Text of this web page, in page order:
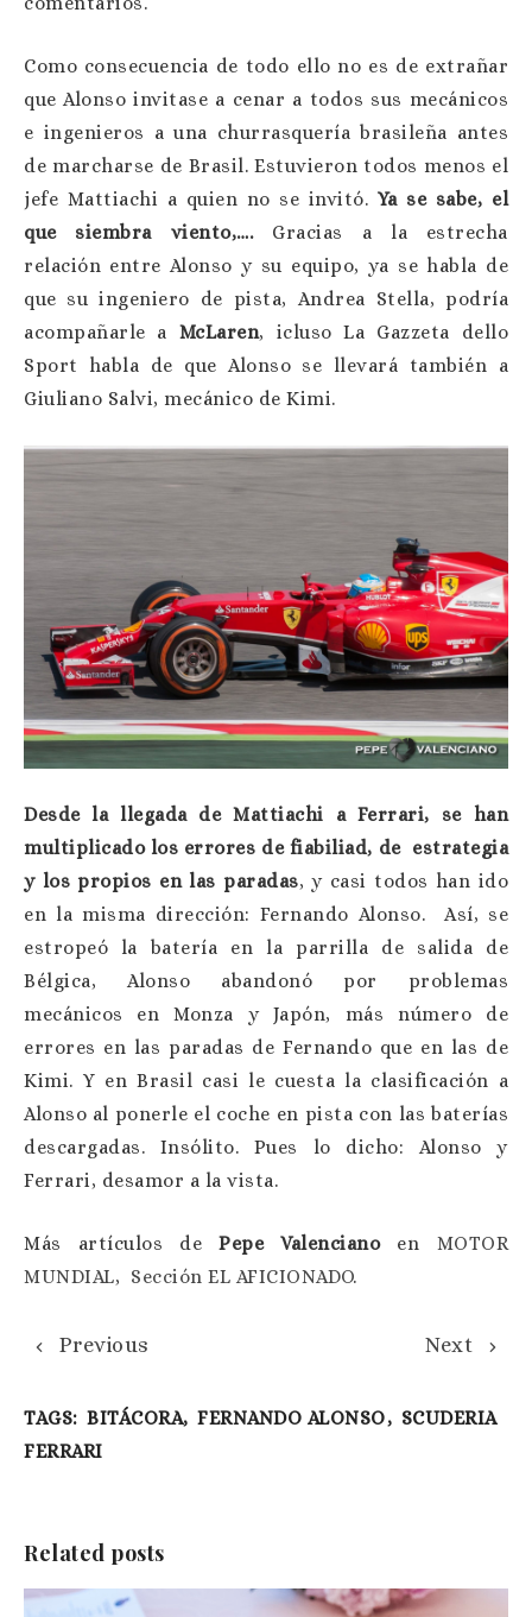
Como consecuencia de todo ello no es de extrañar
que Alonso invitase a cenar a todos sus mecánicos
e ingenieros a una churrasquería brasileña antes
de marcharse de Brasil. Estuvieron todos menos el
jefe Mattiachi a quien no se invitó. Ya se sabe, el
que siembra viento,…. Gracias a la estrecha
relación entre Alonso y su equipo, ya se habla de
que su ingeniero de pista, Andrea Stella, podría
acompañarle a McLaren, icluso La Gazzeta dello
Sport habla de que Alonso se llevará también a
Giuliano Salvi, mecánico de Kimi.
Desde la llegada de Mattiachi a Ferrari, se han
multiplicado los errores de fiabiliad, de estrategia
y los propios en las paradas, y casi todos han ido
en la misma dirección: Fernando Alonso. Así, se
estropeó la batería en la parrilla de salida de
Bélgica, Alonso abandonó por problemas
mecánicos en Monza y Japón, más número de
errores en las paradas de Fernando que en las de
Kimi. Y en Brasil casi le cuesta la clasificación a
Alonso al ponerle el coche en pista con las baterías
descargadas. Insólito. Pues lo dicho: Alonso y
Ferrari, desamor a la vista.
Más artículos dePepe Valencianoen MOTOR
MUNDIAL, Sección EL AFICIONADO.
Previous Next
TAGS: BITÁCORA, FERNANDO ALONSO, SCUDERIA
FERRARI
Related posts